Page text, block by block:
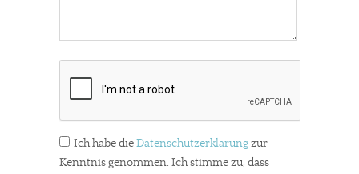
Ich habe dieDatenschutzerklärungzur
Kenntnis genommen. Ich stimme zu, dass